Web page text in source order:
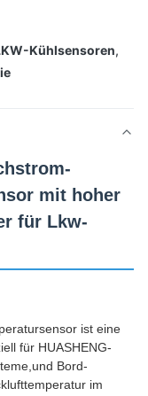
Kühlsensoren,
mit hoher
für Lkw-
ist eine
für HUASHENG-
Bord-
im